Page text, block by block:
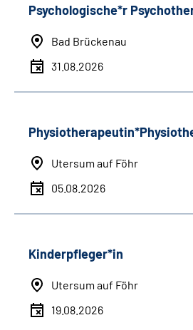
Psychologische*r
Bad Brückenau
31.08.2026
Utersum auf Föhr
05.08.2026
Kinderpfleger*in
Utersum auf Föhr
19.08.2026